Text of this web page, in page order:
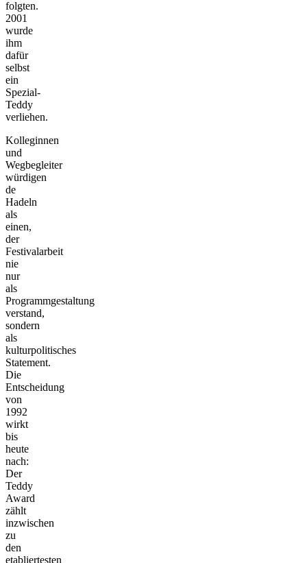
folgten.
2001
wurde
ihm
dafür
selbst
ein
Spezial-
Teddy
verliehen.
Kolleginnen
und
Wegbegleiter
würdigen
de
Hadeln
als
einen,
der
Festivalarbeit
nie
nur
als
Programmgestaltung
verstand,
sondern
als
kulturpolitisches
Statement.
Die
Entscheidung
von
1992
wirkt
bis
heute
nach:
Der
Teddy
Award
zählt
inzwischen
zu
den
etabliertesten